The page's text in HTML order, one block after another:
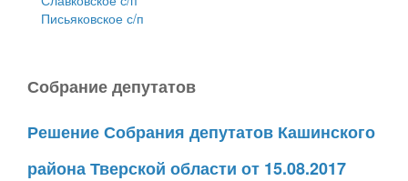
Письяковское с/п
Собрание депутатов
Решение Собрания депутатов Кашинского
района Тверской области от 15.08.2017